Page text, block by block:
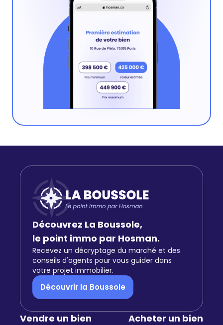
Découvrez La Boussole,
le point immo par Hosman.
Recevez un décryptage du marché et des
conseils d'agents pour vous guider dans
votre projet immobilier.
Découvrir la Boussole
Vendre un bien Acheter un bien